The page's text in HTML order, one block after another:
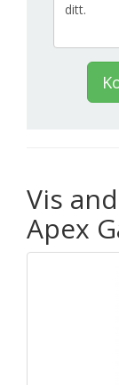
Vis
Apex